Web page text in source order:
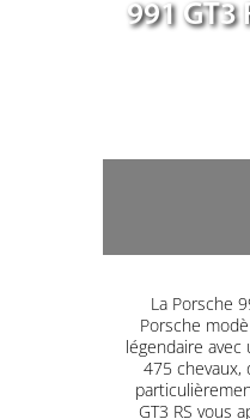
991 GT3
La Porsche
Porsche
légendaire
475
GT3 RS vous